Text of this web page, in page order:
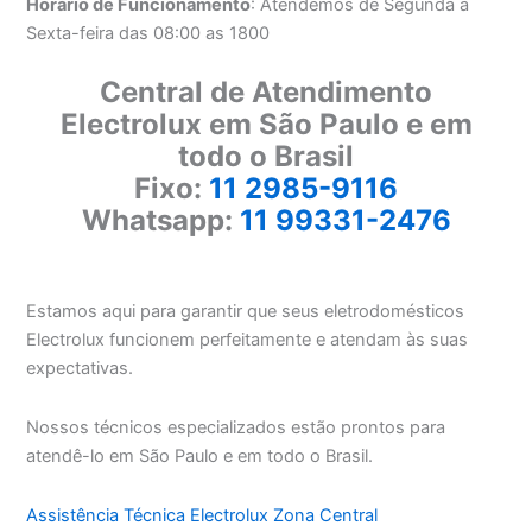
Horário de Funcionamento: Atendemos de Segunda a
Sexta-feira das 08:00 as 1800
Central de Atendimento
Electrolux em São Paulo e em
todo o Brasil
Fixo: 11 2985-9116
Whatsapp: 11 99331-2476
Estamos aqui para garantir que seus eletrodomésticos
Electrolux funcionem perfeitamente e atendam às suas
expectativas.
Nossos técnicos especializados estão prontos para
atendê-lo em São Paulo e em todo o Brasil.
Assistência Técnica Electrolux Zona Central